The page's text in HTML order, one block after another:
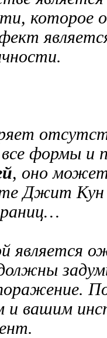
которое
формы и
, оно может
Джит Кун
является
и вашим